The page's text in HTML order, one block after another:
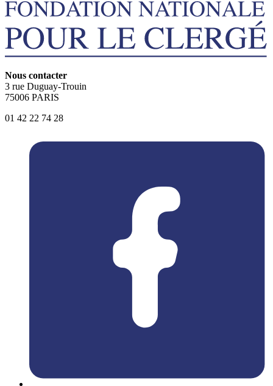
Nous contacter
3 rue Duguay-Trouin
75006 PARIS
01 42 22 74 28